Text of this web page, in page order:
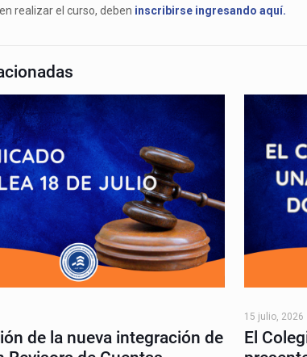
realizar el curso, deben inscribirse ingresando aquí.
de la nueva integración de
15 julio, 2026
El